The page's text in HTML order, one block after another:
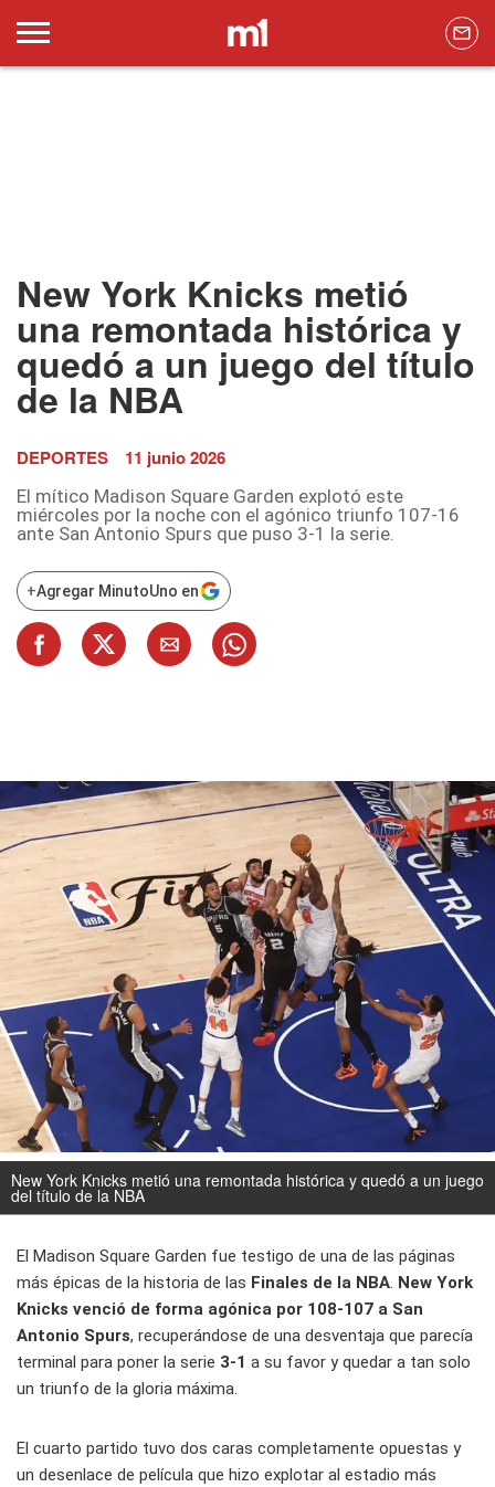
New York Knicks metió
una remontada histórica y
quedó a un juego del título
de la NBA
DEPORTES 11 junio 2026
El mítico Madison Square Garden explotó este
miércoles por la noche con el agónico triunfo 107-16
ante San Antonio Spurs que puso 3-1 la serie.
+Agregar MinutoUno en
New York Knicks metió una remontada histórica y quedó a un juego
del título de la NBA
El Madison Square Garden fue testigo de una de las páginas
más épicas de la historia de las Finales de la NBA. New York
Knicks venció de forma agónica por 108-107 a San
Antonio Spurs, recuperándose de una desventaja que parecía
terminal para poner la serie 3-1 a su favor y quedar a tan solo
un triunfo de la gloria máxima.
El cuarto partido tuvo dos caras completamente opuestas y
un desenlace de película que hizo explotar al estadio más